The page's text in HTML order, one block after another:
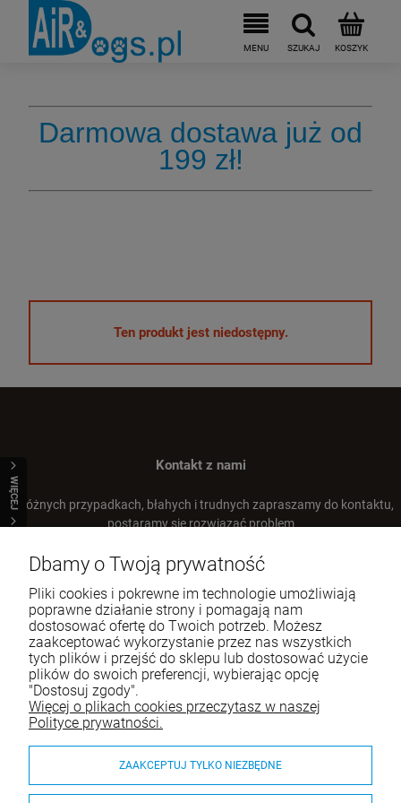
DOGLEMI Mata Węchowa PAW
78,68 zł
Cena regularna:104,90 zł
Najniższa cena:
szt.
ROCK&DOG Punk Strato M Szarpak z
podwójnym futrem owcy
109,90 zł
DO KOSZYKA
BD Happy Dog Piłka przeszywana ze skóry
11 cm
52,90 zł
DO KOSZYKA
WIĘCEJ
Darmowa dostawa już od
199 zł!
Ten produkt jest niedostępny.
Kontakt z nami
W różnych przypadkach, błahych i trudnych zapraszamy do kontaktu,
postaramy się rozwiązać problem
Tel.:
+48 66 22 93 668
E-mail:
sklep@airanddogs.pl
Pomoc
Moje konto
Płatności i dostawa
Dbamy o Twoją prywatność
Pliki cookies i pokrewne im technologie umożliwiają
poprawne działanie strony i pomagają nam
dostosować ofertę do Twoich potrzeb. Możesz
zaakceptować wykorzystanie przez nas wszystkich
tych plików i przejść do sklepu lub dostosować użycie
plików do swoich preferencji, wybierając opcję
"Dostosuj zgody".
Więcej o plikach cookies przeczytasz w naszej
Polityce prywatności.
ZAAKCEPTUJ TYLKO NIEZBĘDNE